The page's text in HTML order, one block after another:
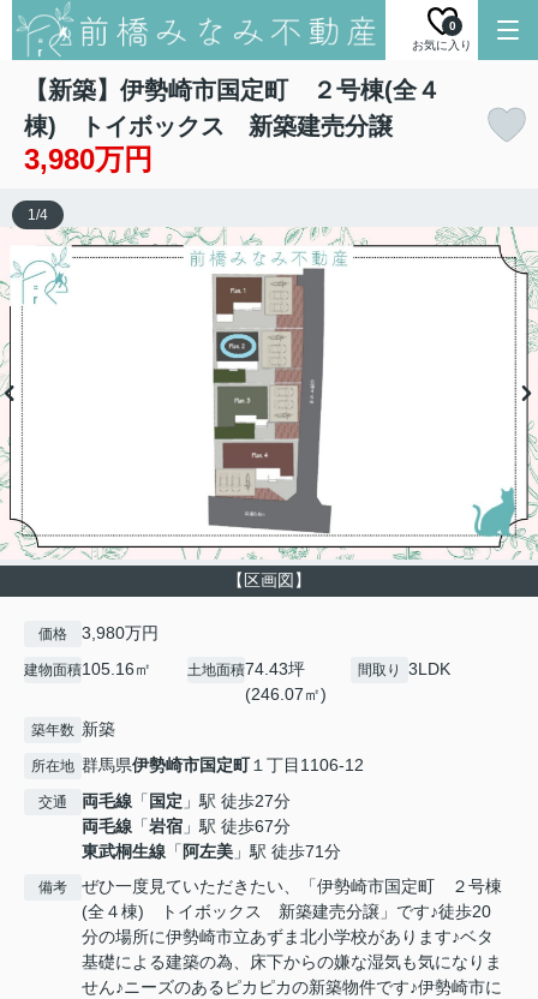
お気に入り
0
【新築】伊勢崎市国定町 ２号棟(全４
棟) トイボックス 新築建売分譲
3,980万円
【区画図】
1/4
価格 3,980万円
建物面積105.16㎡ 土地面積74.43坪
(246.07㎡)
間取り 3LDK
築年数 新築
所在地 群馬県伊勢崎市国定町１丁目1106-12
交通 両毛線 「 国定 」駅 徒歩27分
両毛線 「岩宿 」駅 徒歩67分
東武桐生線 「 阿左美 」駅 徒歩71分
備考
ぜひ一度見ていただきたい、「伊勢崎市国定町 ２号棟
(全４棟) トイボックス 新築建売分譲」です♪徒歩20
分の場所に伊勢崎市立あずま北小学校があります♪ベタ
基礎による建築の為、床下からの嫌な湿気も気になりま
せん♪ニーズのあるピカピカの新築物件です♪伊勢崎市に